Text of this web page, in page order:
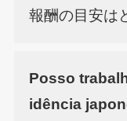
報酬の目安は
Posso
idência